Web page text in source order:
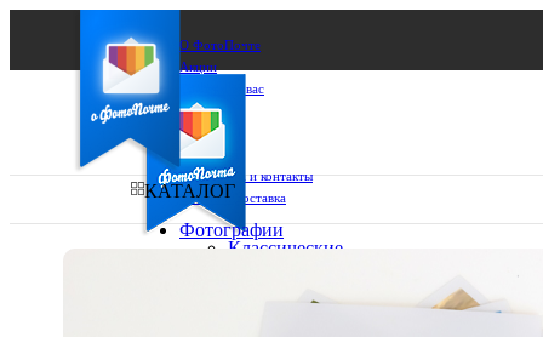
О ФотоПочте
Акции
Сделаем за вас
Бизнесу
FAQ
Франшиза
Поддержка и контакты
Оплата и доставка
КАТАЛОГ
Фотографии
Классические
10х15